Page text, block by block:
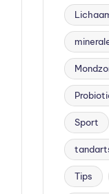
Sport
Tips